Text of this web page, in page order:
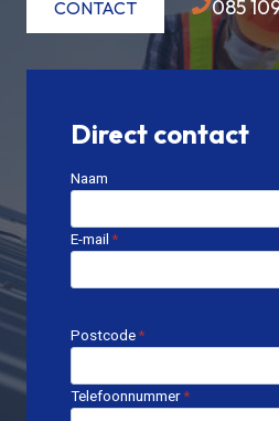
CONTACT 085
Direct contact
Naam
E-mail*
Postcode*
Telefoonnummer*